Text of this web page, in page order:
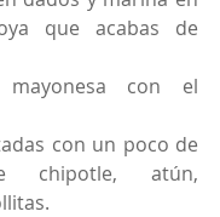
que acabas de
con el
con un poco de
chipotle, atún,